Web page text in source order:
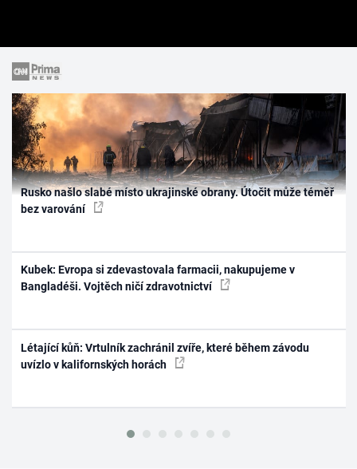
Rusko našlo slabé místo ukrajinské obrany. Útočit může téměř
bez varování
Kubek: Evropa si zdevastovala farmacii, nakupujeme v
Bangladéši. Vojtěch ničí zdravotnictví
Létající kůň: Vrtulník zachránil zvíře, které během závodu
uvízlo v kalifornských horách